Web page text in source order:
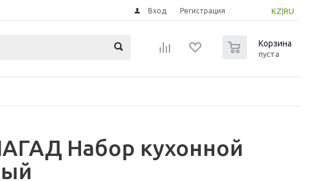
KZ RU
Вход Регистрация
Корзина
пуста
Набор кухонной